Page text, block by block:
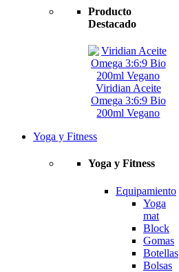
Producto
Destacado
Viridian Aceite
Omega 3:6:9 Bio
200ml Vegano
Yoga y Fitness
Yoga y Fitness
Equipamiento
Yoga
mat
Block
Gomas
Botellas
Bolsas